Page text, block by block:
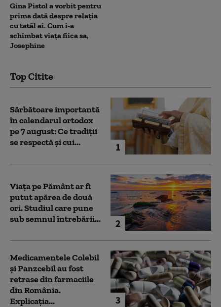
Gina Pistol a vorbit pentru
prima dată despre relația
cu tatăl ei. Cum i-a
schimbat viața fiica sa,
Josephine
Top Citite
1
Sărbătoare importantă
în calendarul ortodox
pe 7 august: Ce tradiții
se respectă și cui...
2
Viața pe Pământ ar fi
putut apărea de două
ori. Studiul care pune
sub semnul întrebării...
3
Medicamentele Colebil
și Panzcebil au fost
retrase din farmaciile
din România.
Explicația...